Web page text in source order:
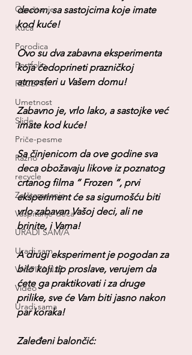
Opuštanje
Kuća
Porodica
Portfolio
RECEPTI
Umetnost
Slide
Priče-pesme
Razno
recycle
Za štampanje
Vaspitanje-deca
URADI SAM/A
Uradi sam
VASPITANJE
Video
Uradi sama
decom, sa sastojcima koje imate
kod kuće!
Ovo su dva zabavna eksperimenta
koja ćedoprineti prazničkoj
atmosferi u Vašem domu!
Zabavno je, vrlo lako, a sastojke već
imate kod kuće!
Sa činjenicom da ove godine sva
deca obožavaju likove iz poznatog
crtanog filma “ Frozen “, prvi
eksperiment će sa sigurnošću biti
vrlo zabavan Vašoj deci, ali ne
brinite, i Vama!
A drugi eksperiment je pogodan za
bilo koji tip proslave, verujem da
ćete ga praktikovati i za druge
prilike, sve će Vam biti jasno nakon
par koraka!
Zaleđeni balončić: